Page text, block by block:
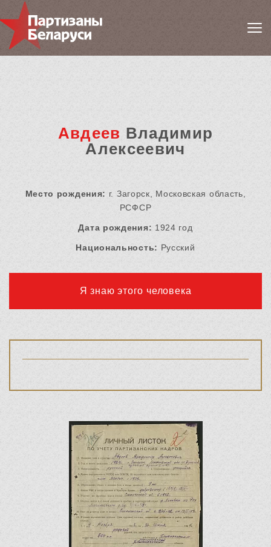
Авдеев Владимир
Алексеевич
Место рождения: г. Загорск, Московская область,
РСФСР
Дата рождения: 1924 год
Национальность: Русский
Я знаю этого человека